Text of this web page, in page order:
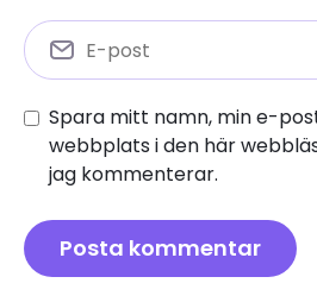
Spara mitt namn, min e-
webbplats i den här
jag kommenterar.